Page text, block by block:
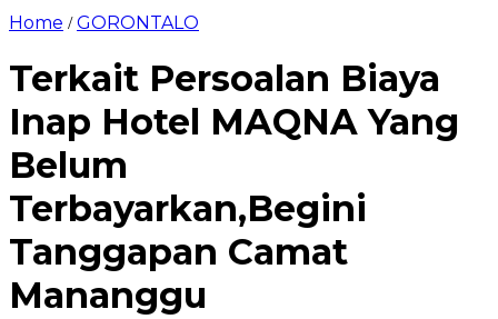
Home /GORONTALO
Terkait Persoalan Biaya
Inap Hotel MAQNA Yang
Belum
Terbayarkan,Begini
Tanggapan Camat
Mananggu